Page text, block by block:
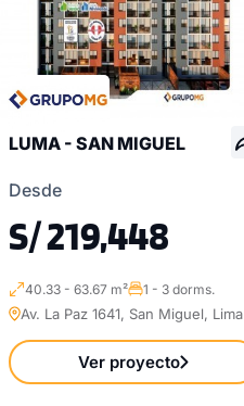
LUMA - SAN MIGUEL
Desde
S/ 219,448
40.33 - 63.67 m² 1 - 3 dorms.
Av. La Paz 1641, San Miguel, Lima
Ver proyecto